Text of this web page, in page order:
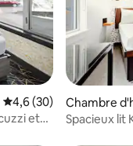
Évaluation moyenne
4,6 (30)
et
Chambre
Spacieux lit